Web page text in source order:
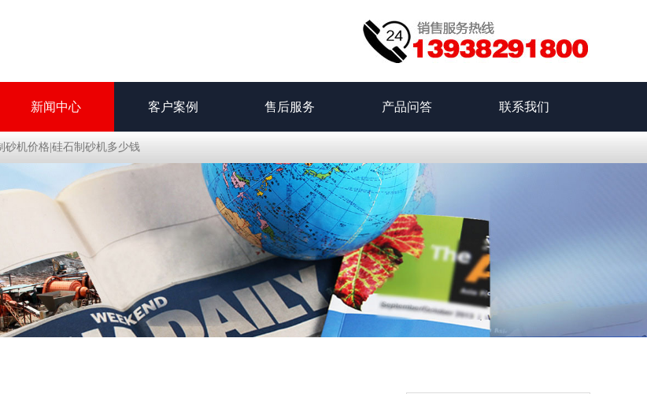
新闻中心 客户案例 售后服务 产品问答 联系我们
砂机价格|硅石制砂机多少钱